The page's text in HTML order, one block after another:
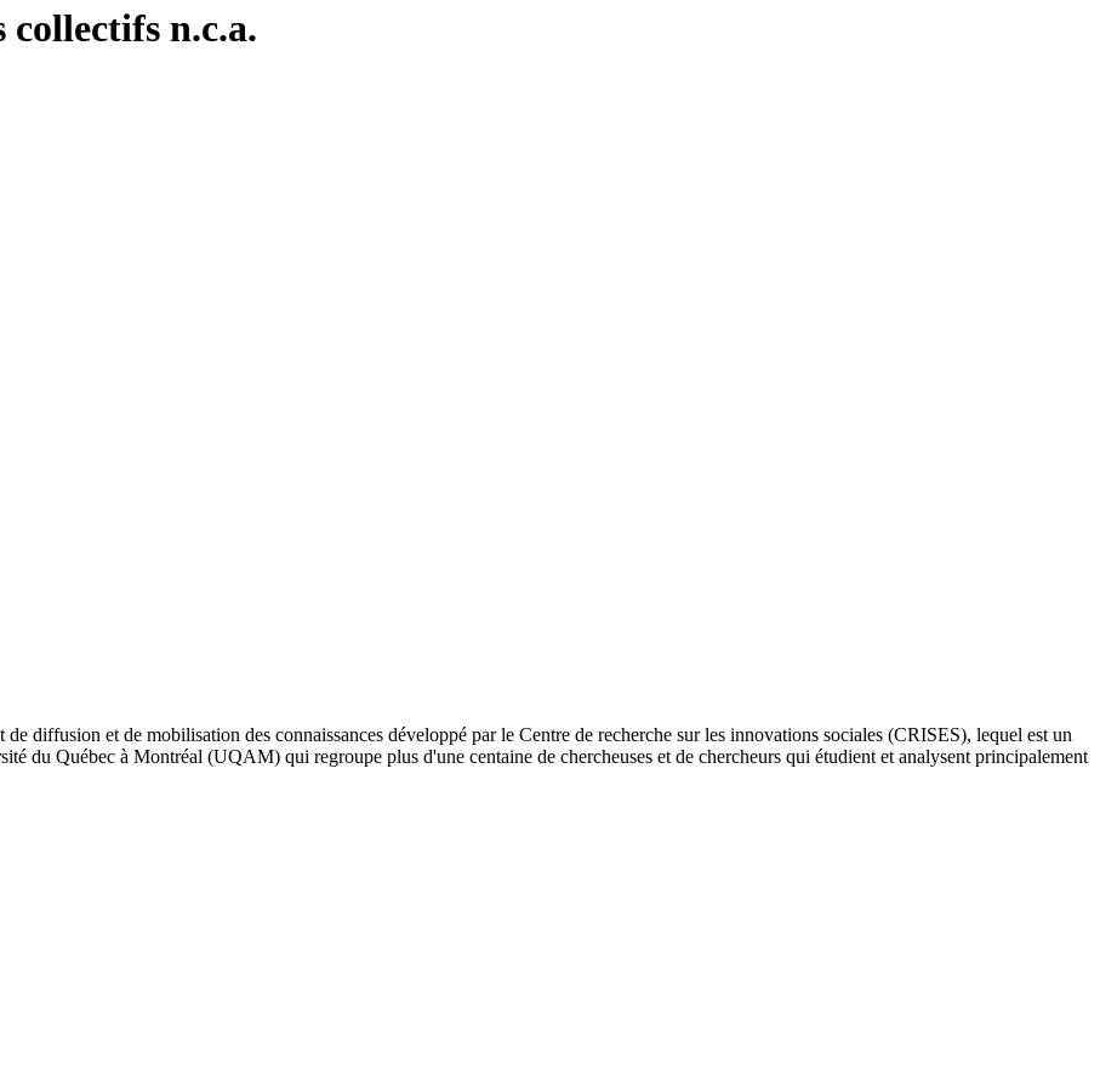
collectifs n.c.a.
diffusion et de mobilisation des connaissances développé par le Centre de recherche sur les innovations sociales (CRISES), lequel est un
du Québec à Montréal (UQAM) qui regroupe plus d'une centaine de chercheuses et de chercheurs qui étudient et analysent principalement